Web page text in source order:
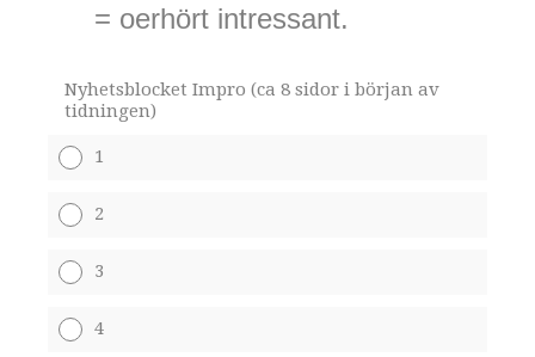
= oerhört intressant.
Nyhetsblocket Impro (ca 8 sidor i början av
tidningen)
1
2
3
4